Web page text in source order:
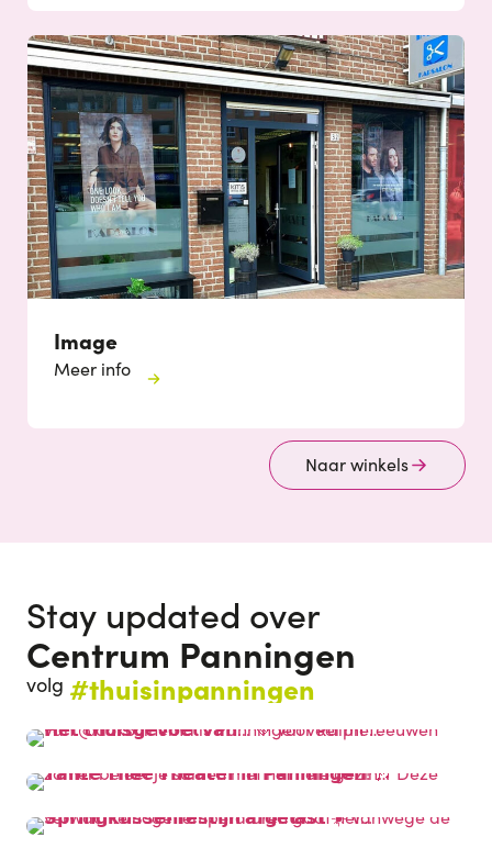
Image
Meer info
Naar winkels
Stay updated over
Centrum Panningen
volg #thuisinpanningen